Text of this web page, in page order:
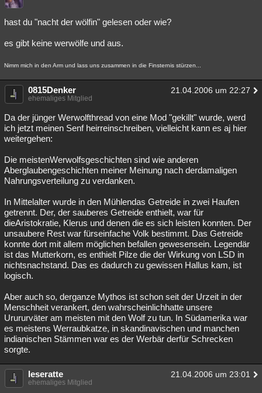
hast du "nacht der wölfin" gelesen oder wie?
es gibt keine werwölfe und aus.
Nimm mich in den Arm und lass uns zusammen in die Finsternis stürzen...
0815Denker 21.04.2006 um 22:27
ehemaliges Mitglied
Da der jünger Werwolfthread von eine Mod "gekillt" wurde, werd
ich jetzt meinen Senf heirreinschreiben, vielleicht kann es aj hier
weitergehen:
Die meistenWerwolfsgeschichten sind wie anderen
Aberglaubengeschichten meiner Meinung nach derdamaligen
Nahrungsverteilung zu verdanken.
In Mittelalter wurde in den Mühlendas Getreide in zwei Haufen
getrennt. Der, der sauberes Getreide enthielt, war für
dieAristokratie, Klerus und denen die es sich leisten konnten. Der
unsaubere Rest war fürseinfache Volk bestimmt. Das Getreide
konnte dort mit allem möglichen befallen gewesensein. Legendär
ist das Mutterkorn, es enthielt Pilze die der Wirkung von LSD in
nichtsnachstand. Das es dadurch zu gewissen Hallus kam, ist
logisch.
Aber auch so, derganze Mythos ist schon seit der Urzeit in der
Menschheit verankert, den wahrscheinlichhatte unsere
Urururväter am meisten mit den Wolf zu tun. In Südamerika war
es meistens Werraubkatze, in skandinavischen und manchen
indianischen Stämmen war es der Werbär derfür Schrecken
sorgte.
leseratte 21.04.2006 um 23:01
ehemaliges Mitglied